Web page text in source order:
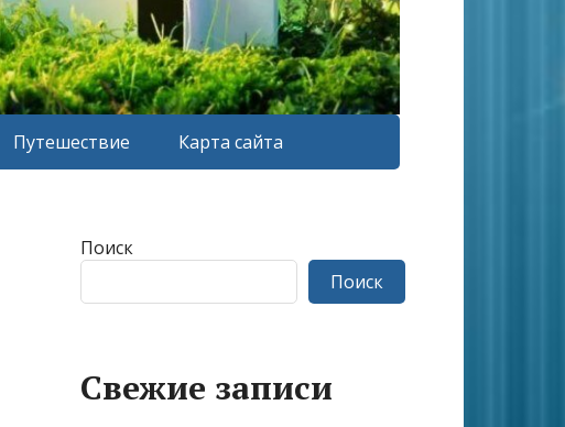
Путешествие Карта сайта
Поиск
Поиск
Свежие записи